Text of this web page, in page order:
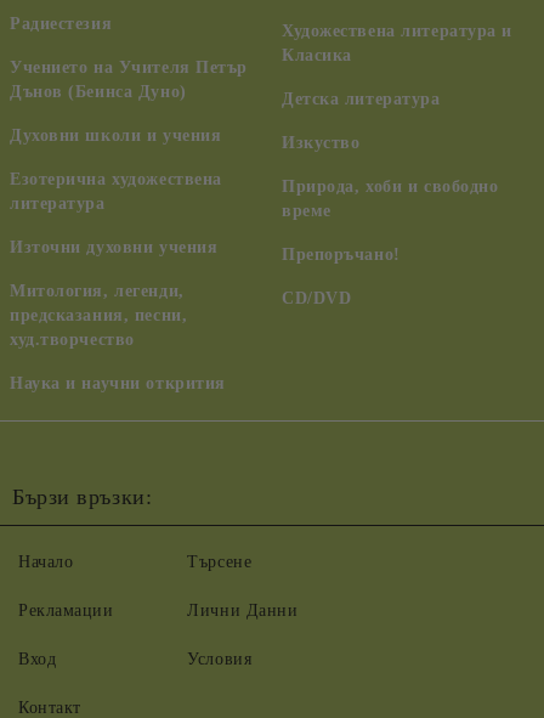
Радиестезия
Учението на Учителя Петър
Дънов (Беинса Дуно)
Духовни школи и учения
Езотерична художествена
литература
Източни духовни учения
Митология, легенди,
предсказания, песни,
худ.творчество
Наука и научни открития
Художествена литература и
Класика
Детска литература
Изкуство
Природа, хоби и свободно
време
Препоръчано!
CD/DVD
Бързи връзки:
Начало
Рекламации
Вход
Контакт
Търсене
Лични Данни
Условия